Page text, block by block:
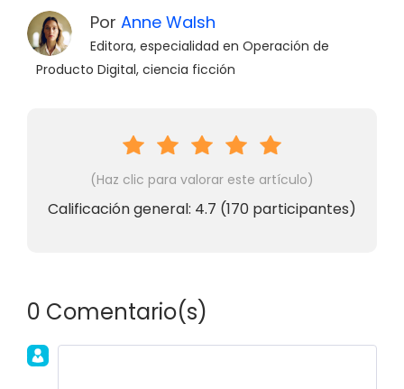
Por Anne Walsh
Editora, especialidad en Operación de
Producto Digital, ciencia ficción
(Haz clic para valorar este artículo)
Calificación general: 4.7 (170 participantes)
0 Comentario(s)